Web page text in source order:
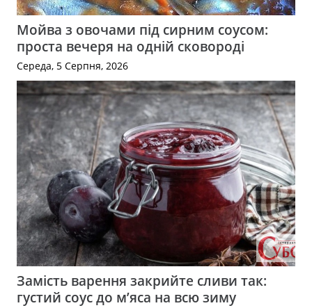
Мойва з овочами під сирним соусом:
проста вечеря на одній сковороді
Середа, 5 Серпня, 2026
Замість варення закрийте сливи так:
густий соус до м’яса на всю зиму